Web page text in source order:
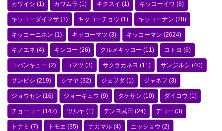
カワイシ (1) カワムラ (1) キクスイ (1) キッコーイワ (6)
キッコーダイマサ (1) キッコーチョウ (1) キッコーナン (28)
キッコーニホン (1) キッコーマツ (3) キッコーマン (2624)
キノエネ (4) キンコー (26) クルメキッコー (11) コトヨ (6)
コバンキュー (2) コマツ (3) サクラカネヨ (11) サンジルシ (40)
サンビシ (219) シマヤ (32) ジェフダ (1) ジャネフ (3)
ジョウセン (16) ジョーキュウ (9) タケサン (10) ダイコウ (1)
チョーコー (147) ツルヤ (1) テンヨ武田 (24) デコー (3)
トナミ (7) トモエ (35) ナカマル (4) ニッショウ (2)